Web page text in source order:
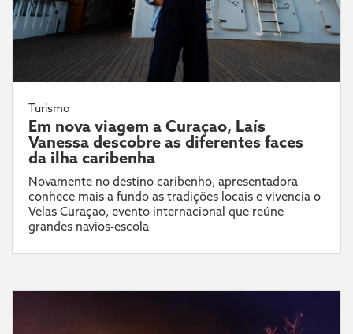
Turismo
Em nova viagem a Curaçao, Laís
Vanessa descobre as diferentes faces
da ilha caribenha
Novamente no destino caribenho, apresentadora
conhece mais a fundo as tradições locais e vivencia o
Velas Curaçao, evento internacional que reúne
grandes navios-escola